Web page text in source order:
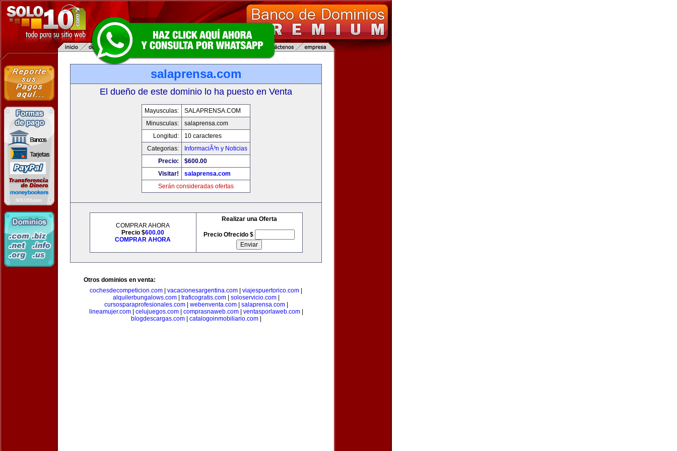
salaprensa.com
El dueño de este dominio lo ha puesto en Venta
Mayusculas:
SALAPRENSA.COM
Minusculas:
salaprensa.com
Longitud:
10 caracteres
Categorias:
InformaciÃ³n y Noticias
Precio:
$600.00
Visitar!
salaprensa.com
Serán consideradas ofertas
COMPRAR AHORA
Precio $600.00
COMPRAR AHORA
Realizar una Oferta
Precio Ofrecido $
Otros dominios en venta:
cochesdecompeticion.com
vacacionesargentina.com viajespuertorico.com
alquilerbungalows.com| traficogratis.com| soloservicio.com|
cursosparaprofesionales.com| webenventa.com| salaprensa.com|
lineamujer.com| celujuegos.com| comprasnaweb.com| ventasporlaweb.com|
blogdescargas.com| catalogoinmobiliario.com|